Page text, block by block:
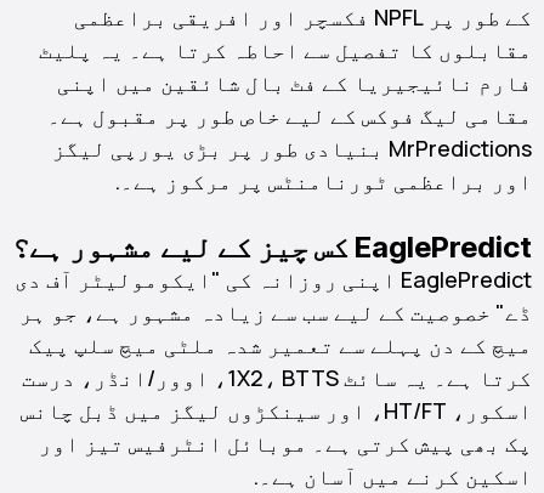
کے طور پر NPFL فکسچر اور افریقی براعظمی
مقابلوں کا تفصیل سے احاطہ کرتا ہے۔ یہ پلیٹ
فارم نائیجیریا کے فٹ بال شائقین میں اپنی
مقامی لیگ فوکس کے لیے خاص طور پر مقبول ہے۔
MrPredictions بنیادی طور پر بڑی یورپی لیگز
اور براعظمی ٹورنامنٹس پر مرکوز ہے۔.
EaglePredict کس چیز کے لیے مشہور ہے؟
EaglePredict اپنی روزانہ کی "ایکومولیٹر آف دی
ڈے" خصوصیت کے لیے سب سے زیادہ مشہور ہے، جو ہر
میچ کے دن پہلے سے تعمیر شدہ ملٹی میچ سلپ پیک
کرتا ہے۔ یہ سائٹ 1X2، BTTS، اوور/انڈر، درست
اسکور، HT/FT، اور سینکڑوں لیگز میں ڈبل چانس
پک بھی پیش کرتی ہے۔ موبائل انٹرفیس تیز اور
اسکین کرنے میں آسان ہے۔.